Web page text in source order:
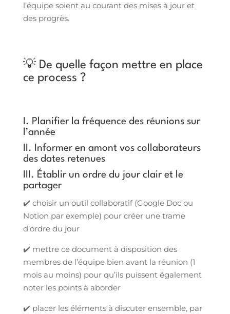
l’équipe soient au courant des mises à jour et
des progrès.
💡 De quelle façon mettre en place
ce process ?
I. Planifier la fréquence des réunions sur
l’année
II. Informer en amont vos collaborateurs
des dates retenues
III. Établir un ordre du jour clair et le
partager
✔️ choisir un outil collaboratif (Google Doc ou
Notion par exemple) pour créer une trame
d’ordre du jour
✔️ mettre ce document à disposition des
membres de l’équipe bien avant la réunion (1
mois au moins) pour qu’ils puissent également
noter les points à aborder
✔️ placer les éléments à discuter ensemble, par